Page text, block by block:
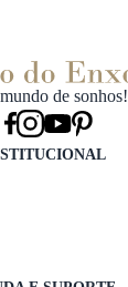
de sonhos!